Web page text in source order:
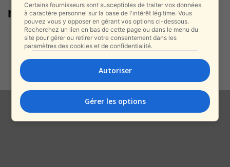
netsarim
L’armée israélienne a accru sa
présence à Gaza pour empêcher
les...
alxprss_sab - 6 octobre 2024
Certains fournisseurs sont susceptibles de traiter vos données
à caractère personnel sur la base de l'intérêt légitime. Vous
pouvez vous y opposer en gérant vos options ci-dessous.
Recherchez un lien en bas de cette page ou dans le menu du
site pour gérer ou retirer votre consentement dans les
paramètres des cookies et de confidentialité.
Autoriser
Gérer les options